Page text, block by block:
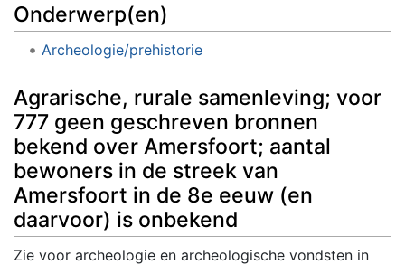
Onderwerp(en)
Archeologie/prehistorie
Agrarische, rurale samenleving; voor
777 geen geschreven bronnen
bekend over Amersfoort; aantal
bewoners in de streek van
Amersfoort in de 8e eeuw (en
daarvoor) is onbekend
Zie voor archeologie en archeologische vondsten in